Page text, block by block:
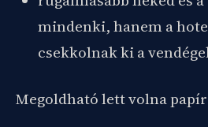
mindenki, hanem a
csekkolnak ki a
Megoldható lett volna